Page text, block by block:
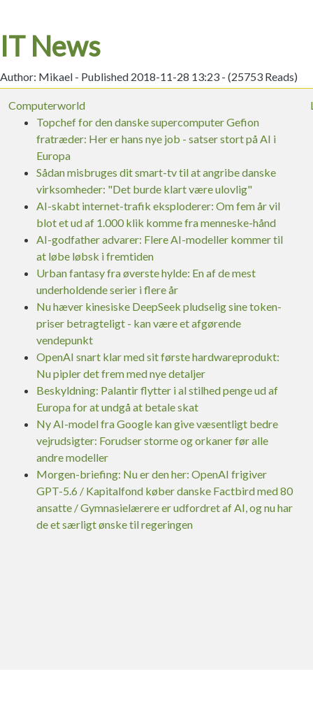
IT News
Author: Mikael - Published 2018-11-28 13:23 - (25753 Reads)
Computerworld
Topchef for den danske supercomputer Gefion
fratræder: Her er hans nye job - satser stort på AI i
Europa
Sådan misbruges dit smart-tv til at angribe danske
virksomheder: "Det burde klart være ulovlig"
AI-skabt internet-trafik eksploderer: Om fem år vil
blot et ud af 1.000 klik komme fra menneske-hånd
AI-godfather advarer: Flere AI-modeller kommer til
at løbe løbsk i fremtiden
Urban fantasy fra øverste hylde: En af de mest
underholdende serier i flere år
Nu hæver kinesiske DeepSeek pludselig sine token-
priser betragteligt - kan være et afgørende
vendepunkt
OpenAI snart klar med sit første hardwareprodukt:
Nu pipler det frem med nye detaljer
Beskyldning: Palantir flytter i al stilhed penge ud af
Europa for at undgå at betale skat
Ny AI-model fra Google kan give væsentligt bedre
vejrudsigter: Forudser storme og orkaner før alle
andre modeller
Morgen-briefing: Nu er den her: OpenAI frigiver
GPT-5.6 / Kapitalfond køber danske Factbird med 80
ansatte / Gymnasielærere er udfordret af AI, og nu har
de et særligt ønske til regeringen